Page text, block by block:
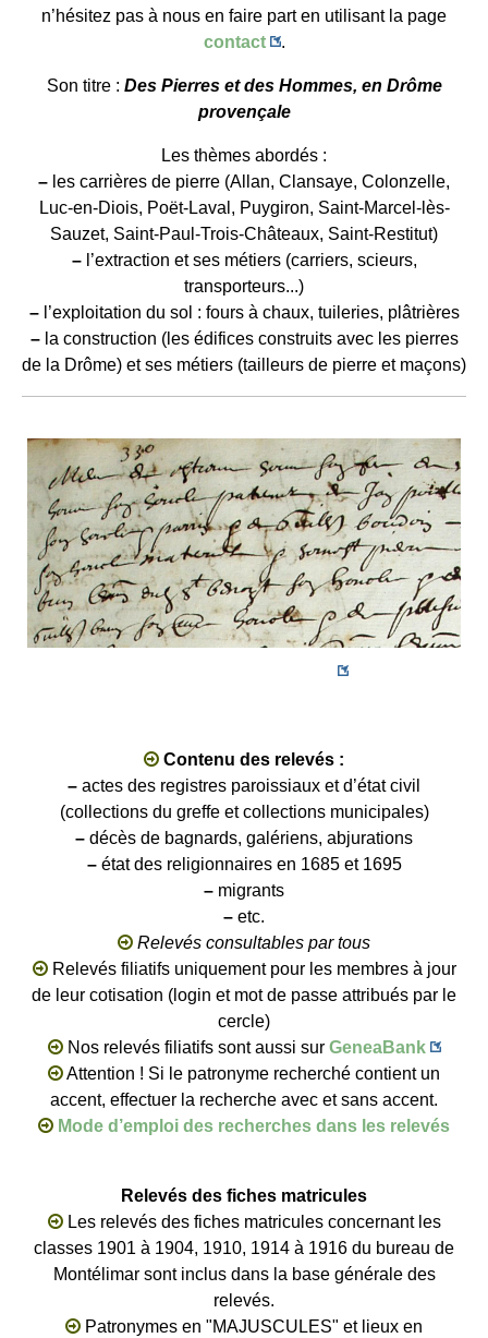
n’hésitez pas à nous en faire part en utilisant la page
contact
.
Son titre : Des Pierres et des Hommes, en Drôme
provençale
Les thèmes abordés :
– les carrières de pierre (Allan, Clansaye, Colonzelle,
Luc-en-Diois, Poët-Laval, Puygiron, Saint-Marcel-lès-
Sauzet, Saint-Paul-Trois-Châteaux, Saint-Restitut)
–l’extraction et ses métiers (carriers, scieurs,
transporteurs...)
–l’exploitation du sol : fours à chaux, tuileries, plâtrières
–la construction (les édifices construits avec les pierres
de la Drôme) et ses métiers (tailleurs de pierre et maçons)
Contenu des relevés :
– actes des registres paroissiaux et d’état civil
(collections du greffe et collections municipales)
– décès de bagnards, galériens, abjurations
–état des religionnaires en 1685 et 1695
– migrants
– etc.
Relevés consultables par tous
Relevés filiatifs uniquement pour les membres à jour
de leur cotisation (login et mot de passe attribués par le
cercle)
Nos relevés filiatifs sont aussi sur GeneaBank
Attention ! Si le patronyme recherché contient un
accent, effectuer la recherche avec et sans accent.
Mode d’emploi des recherches dans les relevés
Relevés des fiches matricules
Les relevés des fiches matricules concernant les
classes 1901 à 1904, 1910, 1914 à 1916 du bureau de
Montélimar sont inclus dans la base générale des
relevés.
Patronymes en "MAJUSCULES" et lieux en